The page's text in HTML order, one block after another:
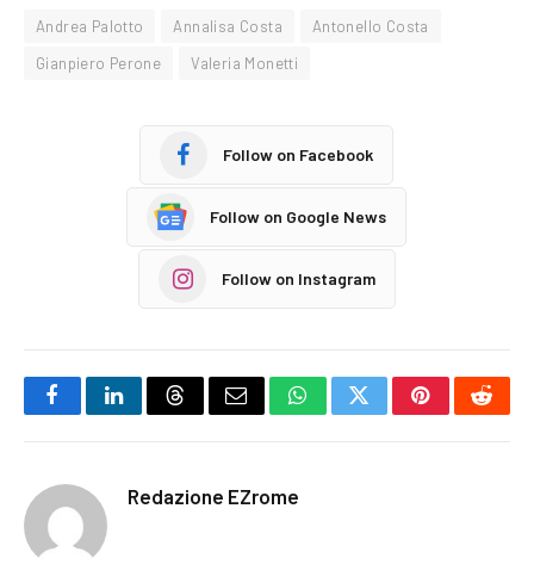
Andrea Palotto Annalisa Costa
Antonello Costa
Gianpiero Perone
Valeria Monetti
Follow on Facebook
Follow on Google News
Follow on Instagram
FacebookLinkedInThreadsEmail WhatsAppTwitterPinterest
Redazione EZrome